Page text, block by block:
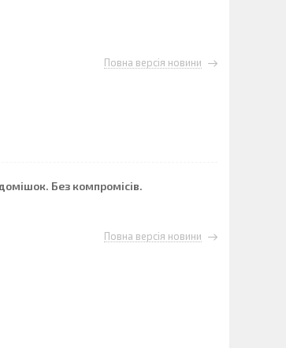
Повна версія новини
Без компромісів.
Повна версія новини